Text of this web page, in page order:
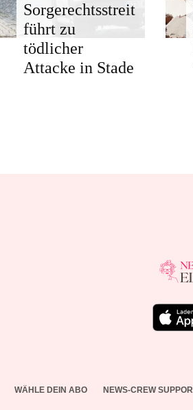
Sorgerechtsstreit
führt zu
tödlicher
Attacke in Stade
WÄHLE DEIN ABO NEWS-CREW